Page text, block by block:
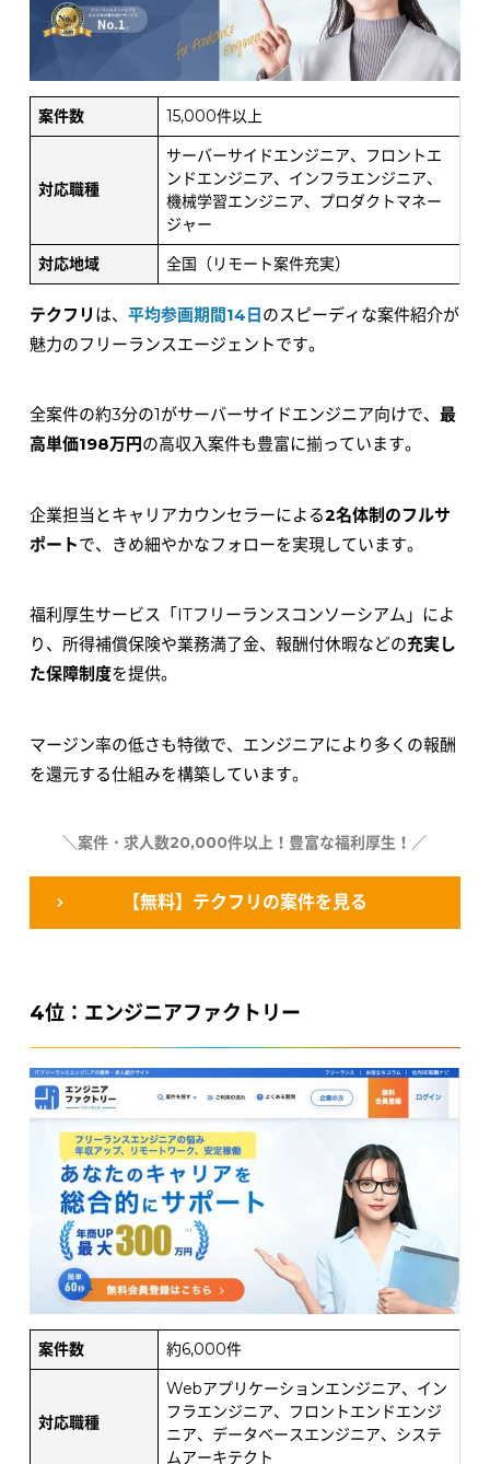
案件数 15,000件以上
対応職種
サーバーサイドエンジニア、フロントエ
ンドエンジニア、インフラエンジニア、
機械学習エンジニア、プロダクトマネー
ジャー
対応地域
全国（リモート案件充実）
テクフリ は、 平均参画期間14日のスピーディな案件紹介が
魅力のフリーランスエージェントです。
全案件の約3分の1がサーバーサイドエンジニア向けで、 最
高単価198万円 の高収入案件も豊富に揃っています。
企業担当とキャリアカウンセラーによる2名体制のフルサ
ポートで、きめ細やかなフォローを実現しています。
福利厚生サービス「ITフリーランスコンソーシアム」によ
り、所得補償保険や業務満了金、報酬付休暇などの充実し
た保障制度を提供。
マージン率の低さも特徴で、エンジニアにより多くの報酬
を還元する仕組みを構築しています。
＼案件・求人数20,000件以上！豊富な福利厚生！／
【無料】テクフリの案件を見る
4位：エンジニアファクトリー
案件数 約6,000件
対応職種
Webアプリケーションエンジニア、イン
フラエンジニア、フロントエンドエンジ
ニア、データベースエンジニア、システ
ムアーキテクト